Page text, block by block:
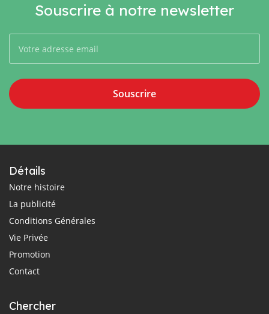
Souscrire à notre newsletter
Souscrire
Détails
Notre histoire
La publicité
Conditions Générales
Vie Privée
Promotion
Contact
Chercher